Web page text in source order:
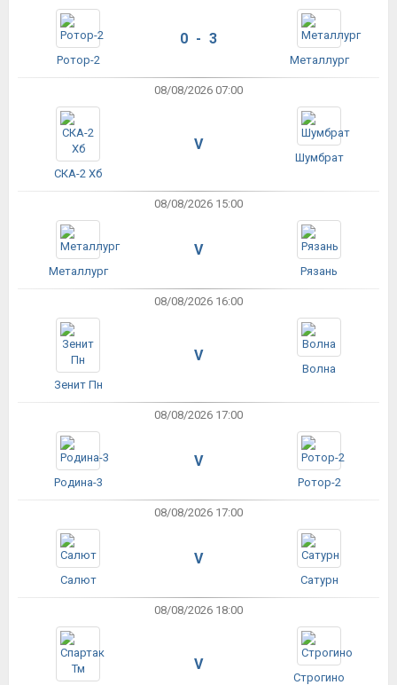
Ротор-2
0 - 3
Металлург
08/08/2026 07:00
СКА-2 Хб
V
Шумбрат
08/08/2026 15:00
Металлург
V
Рязань
08/08/2026 16:00
Зенит Пн
V
Волна
08/08/2026 17:00
Родина-3
V
Ротор-2
08/08/2026 17:00
Салют
V
Сатурн
08/08/2026 18:00
V
Строгино